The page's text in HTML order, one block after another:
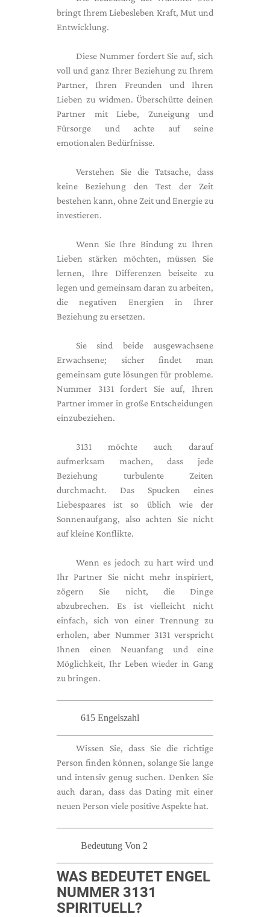
bringt Ihrem Liebesleben Kraft, Mut und
Entwicklung.
Diese Nummer fordert Sie auf, sich
voll und ganz Ihrer Beziehung zu Ihrem
Partner, Ihren Freunden und Ihren
Lieben zu widmen. Überschütte deinen
Partner mit Liebe, Zuneigung und
Fürsorge und achte auf seine
emotionalen Bedürfnisse.
Verstehen Sie die Tatsache, dass
keine Beziehung den Test der Zeit
bestehen kann, ohne Zeit und Energie zu
investieren.
Wenn Sie Ihre Bindung zu Ihren
Lieben stärken möchten, müssen Sie
lernen, Ihre Differenzen beiseite zu
legen und gemeinsam daran zu arbeiten,
die negativen Energien in Ihrer
Beziehung zu ersetzen.
Sie sind beide ausgewachsene
Erwachsene; sicher findet man
gemeinsam gute lösungen für probleme.
Nummer 3131 fordert Sie auf, Ihren
Partner immer in große Entscheidungen
einzubeziehen.
3131 möchte auch darauf
aufmerksam machen, dass jede
Beziehung turbulente Zeiten
durchmacht. Das Spucken eines
Liebespaares ist so üblich wie der
Sonnenaufgang, also achten Sie nicht
auf kleine Konflikte.
Wenn es jedoch zu hart wird und
Ihr Partner Sie nicht mehr inspiriert,
zögern Sie nicht, die Dinge
abzubrechen. Es ist vielleicht nicht
einfach, sich von einer Trennung zu
erholen, aber Nummer 3131 verspricht
Ihnen einen Neuanfang und eine
Möglichkeit, Ihr Leben wieder in Gang
zu bringen.
615 Engelszahl
Wissen Sie, dass Sie die richtige
Person finden können, solange Sie lange
und intensiv genug suchen. Denken Sie
auch daran, dass das Dating mit einer
neuen Person viele positive Aspekte hat.
Bedeutung Von 2
WAS BEDEUTET ENGEL
NUMMER 3131
SPIRITUELL?